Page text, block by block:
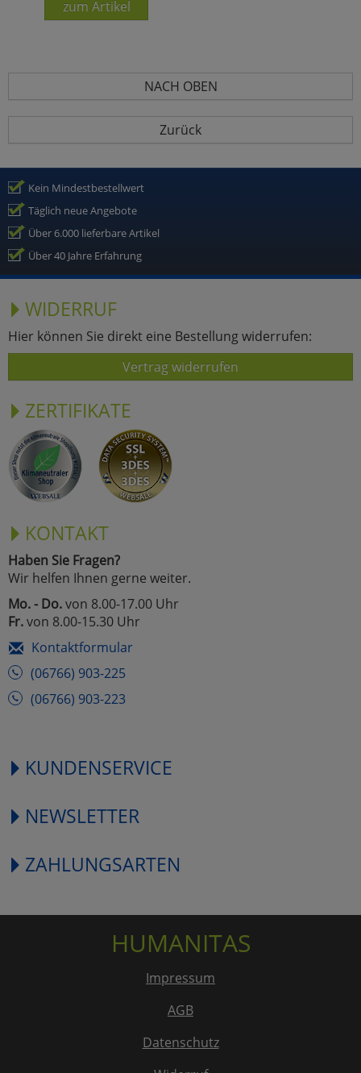
zum Artikel
NACH OBEN
Zurück
Kein Mindestbestellwert
Täglich neue Angebote
Über 6.000 lieferbare Artikel
Über 40 Jahre Erfahrung
WIDERRUF
Hier können Sie direkt eine Bestellung widerrufen:
Vertrag widerrufen
ZERTIFIKATE
KONTAKT
Haben Sie Fragen?
Wir helfen Ihnen gerne weiter.
Mo. - Do.von 8.00-17.00 Uhr
Fr.von 8.00-15.30 Uhr
Kontaktformular
(06766) 903-225
(06766) 903-223
KUNDENSERVICE
NEWSLETTER
ZAHLUNGSARTEN
HUMANITAS
Impressum
AGB
Datenschutz